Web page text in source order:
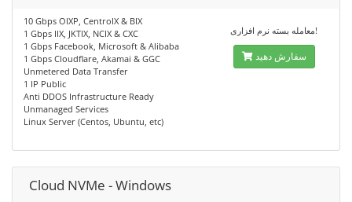
10 Gbps OIXP, CentroIX & BIX
1 Gbps IIX, JKTIX, NCIX & CXC
1 Gbps Facebook, Microsoft & Alibaba
1 Gbps Cloudflare, Akamai & GGC
Unmetered Data Transfer
1 IP Public
Anti DDOS Infrastructure Ready
Unmanaged Services
Linux Server (Centos, Ubuntu, etc)
معامله بسته نرم افزاری!
سفارش دهید
Cloud NVMe - Windows